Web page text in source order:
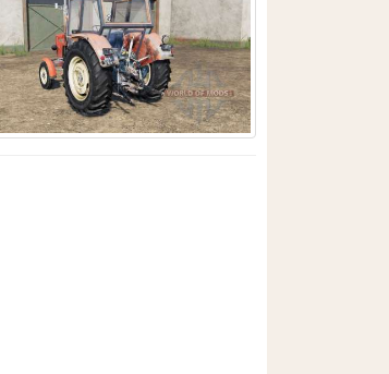
1
1
35
1
125
1
32
ЛТЗ
19
МТЗ
557
Слобожанец
18
Трактор для Farming Simulator 19
24
Укравтозапчастина
1
ХЗТСШ
8
ХТЗ
202